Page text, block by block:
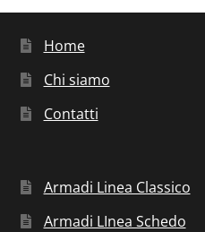
Home
Chi siamo
Contatti
Armadi Linea Classico
Armadi LInea Schedo